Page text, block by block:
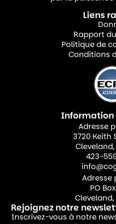
de trouver un
comptabilité,
s’occuper de
que j’étais un
après sept ans de
finalement décidé
nous sommes mariés
Cette année, nous
anniversaire de
J’étais déjà actif
l’église lorsque nous
Le Seigneur a béni
donnant deux filles
Liens
Rapport
Politique de
Conditions
Adresse
3720 Keith
Cleveland,
423-
Adresse
PO
Cleveland,
Rejoignez notre
Inscrivez-vous à notre